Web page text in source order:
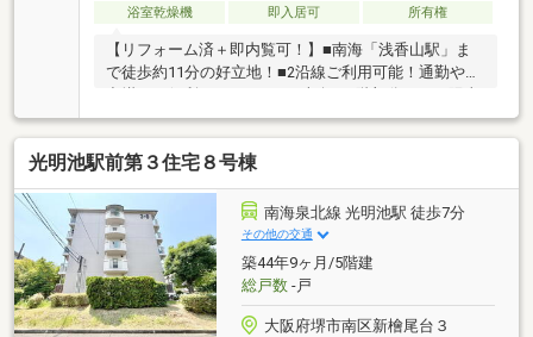
浴室乾燥機
即入居可 所有権
【リフォーム済＋即内覧可！】■南海「浅香山駅」ま
で徒歩約11分の好立地！■2沿線ご利用可能！通勤やお
り・通風・眺望良好！
光明池駅前第３住宅８号棟
南海泉北線 光明池駅 徒歩7分
その他の交通
築44年9ヶ月/5階建
総戸数-戸
大阪府堺市南区新檜尾台３